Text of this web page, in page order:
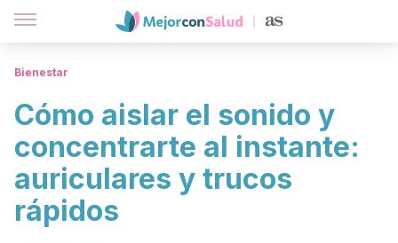
Bienestar
Cómo aislar el sonido y
concentrarte al instante:
auriculares y trucos
rápidos